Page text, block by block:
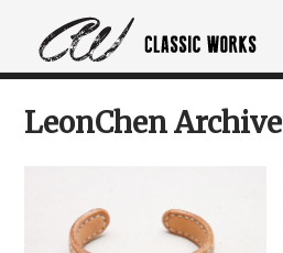
LeonChen Archive